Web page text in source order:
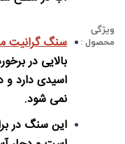
ویژگی
محصول :
سنگ گرانیت
بالایی در
اسیدی دارد و
نمی شود.
این سنگ در